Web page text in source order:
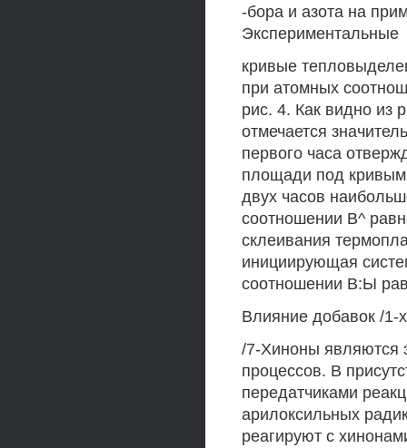
-бора и азота на
Экспериментальные
кривые
при атомных
рис. 4. Как видно из
отмечается
первого часа
площади под
двух часов
соотношении В^
склеивания
инициирующая
соотношении В:Ы
Влияние добавок /1-
/7-Хиноны являются
процессов. В
передатчиками
арилоксильных
реагируют с